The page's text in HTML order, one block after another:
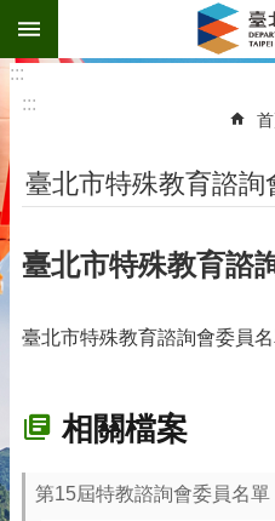
跳到主要內容區塊
:::
:::
臺北市特殊教育諮詢
臺北市特殊教育諮
臺北市特殊教育諮詢會委員
相關檔案
第15屆特教諮詢會委員名單